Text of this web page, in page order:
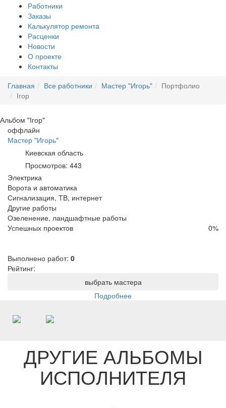
Работники
Заказы
Калькулятор ремонта
Расценки
Новости
О проекте
Контакты
Главная
Все работники Мастер "Игорь"
Портфолио
Ігор
Альбом "Ігор"
оффлайн
Мастер "Игорь"
Киевская область
Просмотров: 443
Электрика
Ворота и автоматика
Сигнализация, ТВ, интернет
Другие работы
Озеленение, ландшафтные работы
Успешных проектов
0%
Выполнено работ: 0
Рейтинг:
выбрать мастера
Подробнее
ДРУГИЕ АЛЬБОМЫ
ИСПОЛНИТЕЛЯ